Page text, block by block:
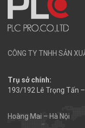
CÔNG TY TNHH SẢN
Trụ sở chính:
193/192 Lê Trọng Tấn
Hoàng Mai – Hà Nội